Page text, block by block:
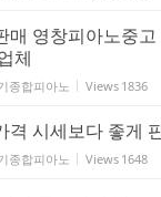
매 영창피아노중
체
종합피아노 Views 1836
격 시세보다 좋게
종합피아노 Views 1648